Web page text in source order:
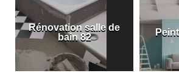
Rénovation salle de
bain 82